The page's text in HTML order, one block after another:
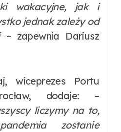
wakacyjne, jak i
jednak zależy od
– zapewnia Dariusz
wiceprezes Portu
dodaje: –
liczymy na to,
zostanie